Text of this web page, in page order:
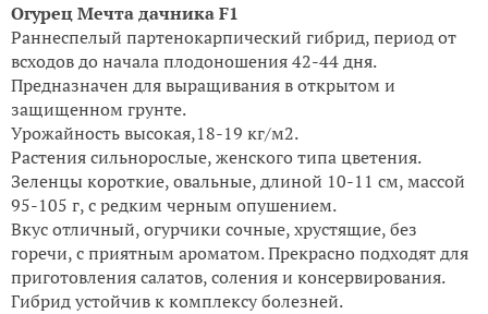
Огурец Мечта дачника F1
Раннеспелый партенокарпический гибрид, период от
всходов до начала плодоношения 42-44 дня.
Предназначен для выращивания в открытом и
защищенном грунте.
Урожайность высокая,18-19 кг/м2.
Растения сильнорослые, женского типа цветения.
Зеленцы короткие, овальные, длиной 10-11 см, массой
95-105 г, с редким черным опушением.
Вкус отличный, огурчики сочные, хрустящие, без
горечи, с приятным ароматом. Прекрасно подходят для
приготовления салатов, соления и консервирования.
Гибрид устойчив к комплексу болезней.